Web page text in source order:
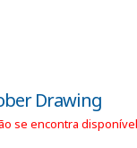
Drawing
se encontra